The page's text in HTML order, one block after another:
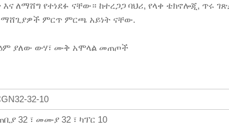
ለማሸግ የተነደፉ ናቸው። ከተረጋጋ ባህሪ, የላቀ ቴክኖሎጂ, ጥሩ
ምርጥ ምርጫ አይነት ናቸው.
ያለው ውሃ፣ ሙቅ አሞላል መጠጦች
32-10
32 ፣ መሙያ 32 ፣ ካፕር 10